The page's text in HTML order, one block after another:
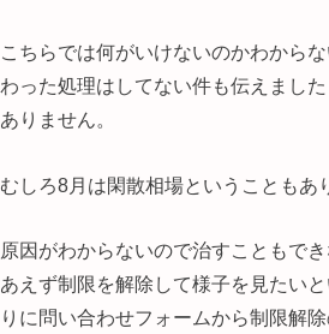
こちらでは何がいけないのかわから
わった処理はしてない件も伝えまし
ありません。
むしろ8月は閑散相場ということもあ
原因がわからないので治すこともで
あえず制限を解除して様子を見たい
りに問い合わせフォームから制限解除